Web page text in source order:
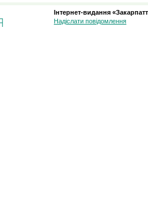
Інтернет-видання
Надіслати повідомлення